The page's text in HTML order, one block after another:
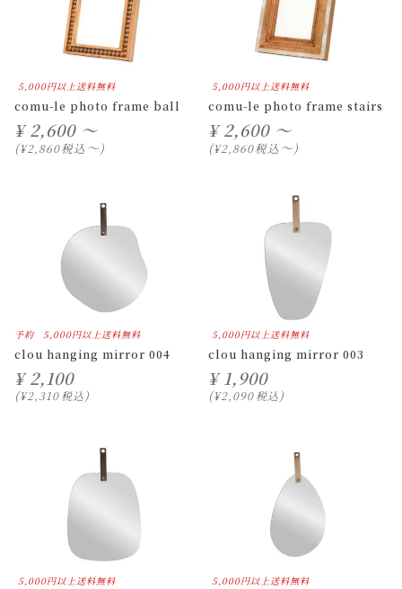
5,000円以上送料無料
comu-le photo frame ball
¥ 2,600 ～
¥2,860税込〜
5,000円以上送料無料
comu-le photo frame stairs
¥ 2,600 ～
¥2,860税込〜
予約 5,000円以上送料無料
clou hanging mirror 004
¥ 2,100
¥2,310税込
5,000円以上送料無料
clou hanging mirror 003
¥ 1,900
¥2,090税込
5,000円以上送料無料 5,000円以上送料無料